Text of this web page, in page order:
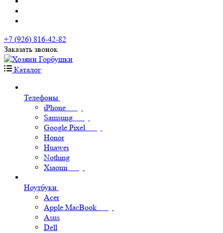
+7 (926) 816-42-82
Заказать звонок
Каталог
Телефоны
iPhone
Samsung
Google Pixel
Honor
Huawei
Nothing
Xiaomi
Ноутбуки
Acer
Apple MacBook
Asus
Dell